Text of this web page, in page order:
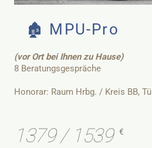
🏚️ MPU-Pro
(vor Ort bei Ihnen zu Hause)
8 Beratungsgespräche
Honorar: Raum Hrbg. / Kreis BB, Tü
1379 / 1539 €